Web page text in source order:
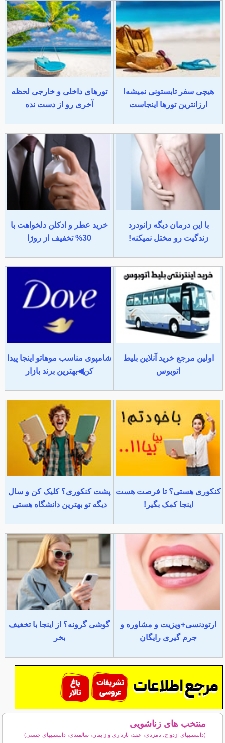
هیچی سفر تابستونی نمیشه!
ارزانترین تورها اینجاست
تورهای داخلی و خارجی لحظه
آخری رو از دست نده
با این درمان دیگه زانودرد
زندگیت رو مختل نمیکنه!
خرید عطر و ادکلن دلخواهت با
30% تخفیف از روژا
اولین مرجع خرید آنلاین بلیط
اتوبوس
شامپوی مناسب موهاتو اینجا پیدا
کن◀بهترین برند بازار
کنکوری هستی؟ تا فرصت هست
اینجا کمک بگیر!
پشت کنکوری؟ کلیک کن و سال
دیگه تو بهترین دانشگاه هستی
ارتودنسی+ویزیت و مشاوره و
جرم گیری رایگان
گوشی گرونه؟ از اینجا با تخغیف
بخر
منتخب های زناشویی
(دانستنیهای ازدواج، نامزدی، عقد، بارداری و زایمان، سالمندی، دانستنیهای جنسی)